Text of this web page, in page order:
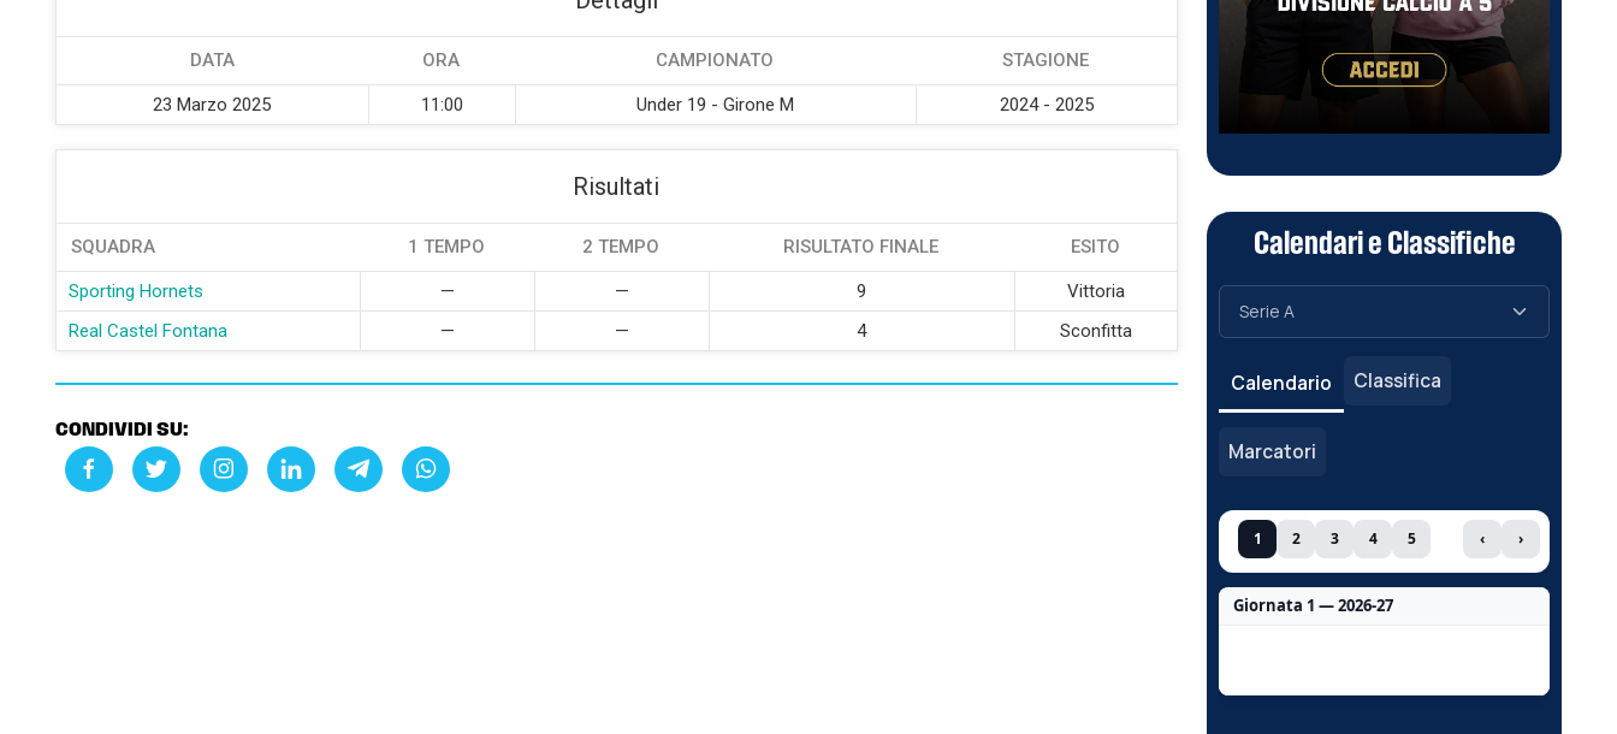
DATA ORA CAMPIONATO STAGIONE
23 Marzo 2025 11:00 Under 19 - Girone M 2024 - 2025
Risultati
SQUADRA 1 TEMPO 2 TEMPO RISULTATO FINALE ESITO
Sporting Hornets — — 9
Vittoria
Real Castel Fontana
— — 4 Sconfitta
CONDIVIDI SU:
Calendari e Classifiche
Calendario Classifica
Marcatori
1 2 3 4 5 ‹ ›
Giornata 1 — 2026-27